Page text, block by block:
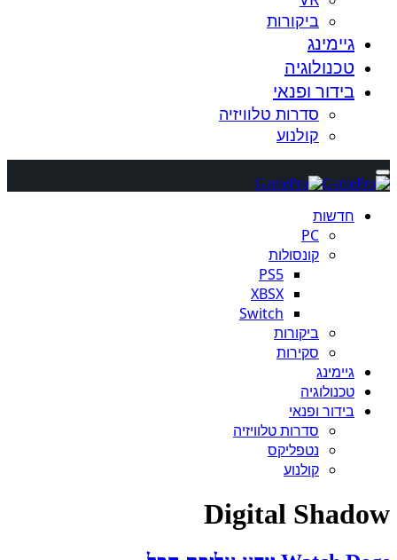
ביקורות
גיימינג
טכנולוגיה
בידור ופנאי
סדרות טלוויזיה
קולנוע
חדשות
PC
קונסולות
PS5
XBSX
Switch
ביקורות
סקירות
גיימינג
טכנולוגיה
בידור ופנאי
סדרות טלוויזיה
נטפליקס
קולנוע
Digital Shadow